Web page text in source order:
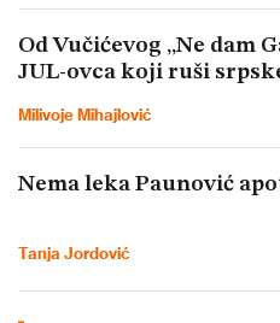
Od Vučićevog „Ne dam
JUL-ovca koji ruši
Milivoje Mihajlović
Nema leka Paunović
Tanja Jordović